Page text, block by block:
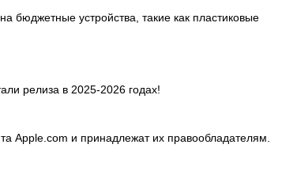
бюджетные устройства, такие как пластиковые
релиза в 2025-2026 годах!
Apple.com и принадлежат их правообладателям.